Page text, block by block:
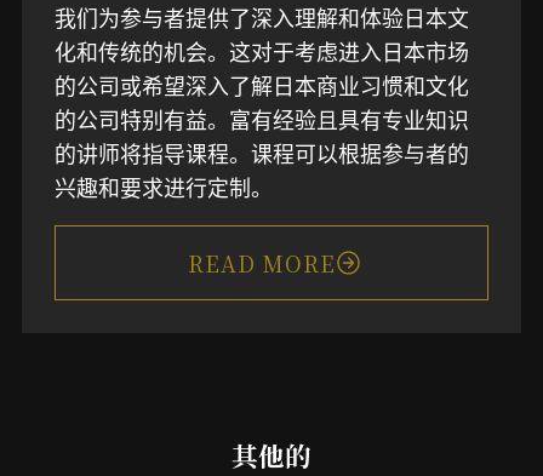
我们为参与者提供了深入理解和体验日本文
化和传统的机会。这对于考虑进入日本市场
的公司或希望深入了解日本商业习惯和文化
的公司特别有益。富有经验且具有专业知识
的讲师将指导课程。课程可以根据参与者的
兴趣和要求进行定制。
READ MORE
其他的